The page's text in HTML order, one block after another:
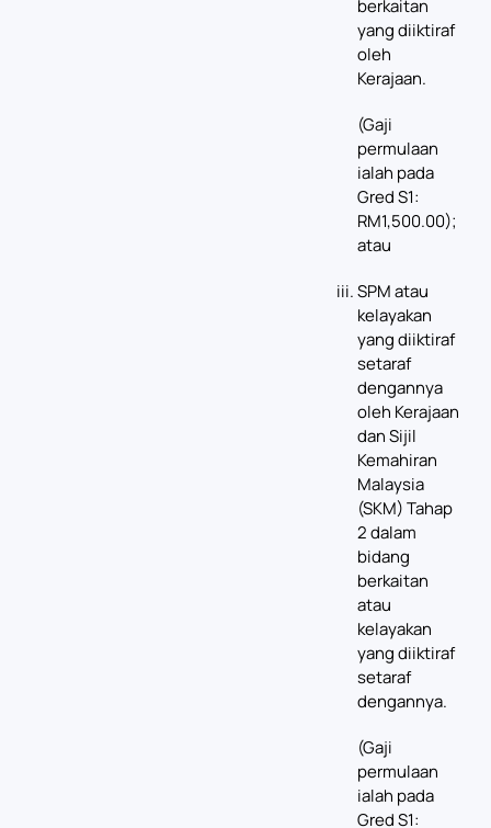
berkaitan
yang diiktiraf
oleh
Kerajaan.
(Gaji
permulaan
ialah pada
Gred S1:
RM1,500.00);
atau
SPM atau
kelayakan
yang diiktiraf
setaraf
dengannya
oleh Kerajaan
dan Sijil
Kemahiran
Malaysia
(SKM) Tahap
2 dalam
bidang
berkaitan
atau
kelayakan
yang diiktiraf
setaraf
dengannya.
(Gaji
permulaan
ialah pada
Gred S1: